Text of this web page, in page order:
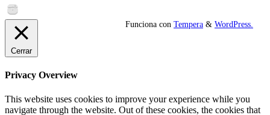
Funciona con Tempera & WordPress.
Cerrar
Privacy Overview
This website uses cookies to improve your experience while you
navigate through the website. Out of these cookies, the cookies that